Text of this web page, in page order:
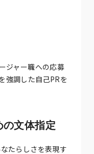
ジャー職への応募
強調した自己PRを
文体指定
たらしさを表現す